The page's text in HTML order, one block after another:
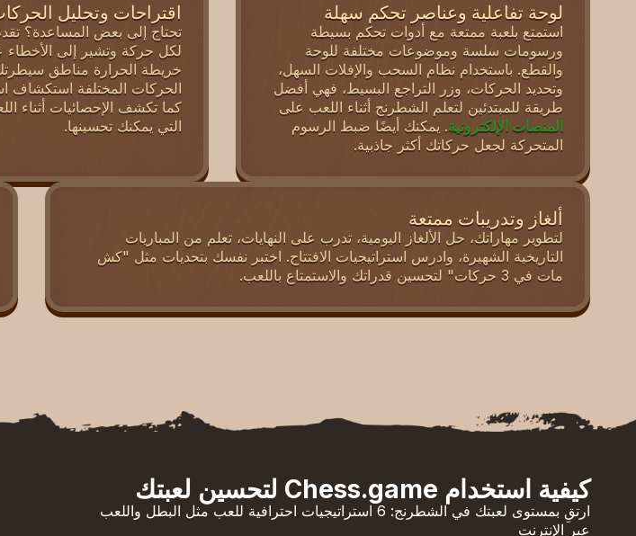
لوحة تفاعلية وعناصر تحكم سهلة
استمتع بلعبة ممتعة مع أدوات تحكم بسيطة
ورسومات سلسة وموضوعات مختلفة للوحة
والقطع. باستخدام نظام السحب والإفلات السهل،
وتحديد الحركات، وزر التراجع البسيط، فهي أفضل
طريقة للمبتدئين لتعلم الشطرنج أثناء اللعب على
المنصات الإلكترونية. يمكنك أيضًا ضبط الرسوم
المتحركة لجعل حركاتك أكثر جاذبية.
اقتراحات وتحليل
تحتاج إلى بعض المساعدة؟
لكل حركة وتشير إلى الأخطاء
خريطة الحرارة مناطق
الحركات المختلفة استكشاف
كما تكشف الإحصائيات أثناء
التي يمكنك تحسينها.
ألغاز وتدريبات ممتعة
لتطوير مهاراتك، حل الألغاز اليومية، تدرب على النهايات، تعلم من المباريات
التاريخية الشهيرة، وادرس استراتيجيات الافتتاح. اختبر نفسك بتحديات مثل "كش
مات في 3 حركات" لتحسين قدراتك والاستمتاع باللعب.
كيفية استخدام Chess.game لتحسين لعبتك
ارتقِ بمستوى لعبتك في الشطرنج: 6 استراتيجيات احترافية للعب مثل البطل واللعب
عبر الإنترنت